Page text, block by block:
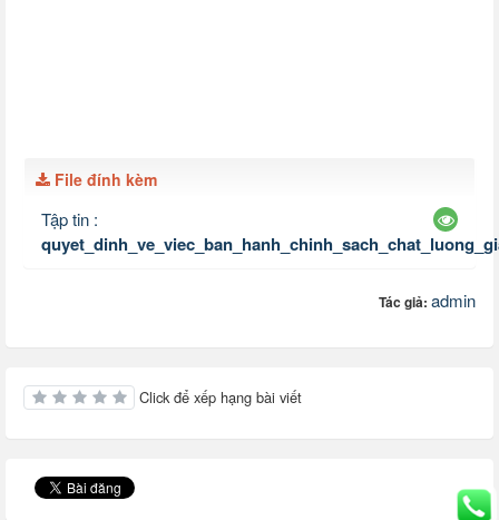
File đính kèm
Tập tin :
Tác giả: admin
Click để xếp hạng bài viết